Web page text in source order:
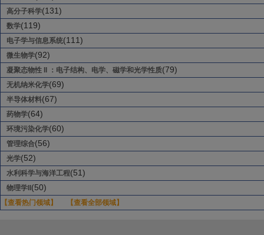
高分子科学(131)
数学(119)
电子学与信息系统(111)
微生物学(92)
凝聚态物性 II ：电子结构、电学、磁学和光学性质(79)
无机纳米化学(69)
半导体材料(67)
药物学(64)
环境污染化学(60)
管理综合(56)
光学(52)
水利科学与海洋工程(51)
物理学II (50)
【查看热门领域】 【查看全部领域】